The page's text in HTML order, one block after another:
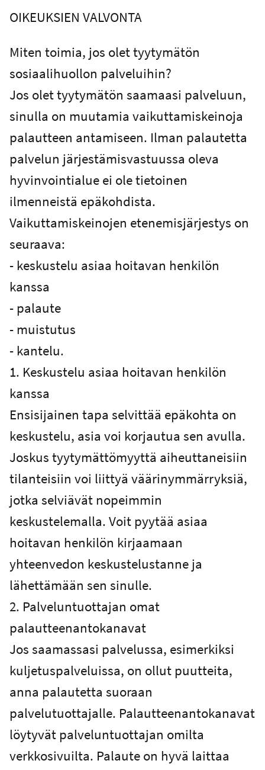
OIKEUKSIEN VALVONTA
Miten toimia, jos olet tyytymätön
sosiaalihuollon palveluihin?
Jos olet tyytymätön saamaasi palveluun,
sinulla on muutamia vaikuttamiskeinoja
palautteen antamiseen. Ilman palautetta
palvelun järjestämisvastuussa oleva
hyvinvointialue ei ole tietoinen
ilmenneistä epäkohdista.
Vaikuttamiskeinojen etenemisjärjestys on
seuraava:
- keskustelu asiaa hoitavan henkilön
kanssa
- palaute
- muistutus
- kantelu.
1. Keskustelu asiaa hoitavan henkilön
kanssa
Ensisijainen tapa selvittää epäkohta on
keskustelu, asia voi korjautua sen avulla.
Joskus tyytymättömyyttä aiheuttaneisiin
tilanteisiin voi liittyä väärinymmärryksiä,
jotka selviävät nopeimmin
keskustelemalla. Voit pyytää asiaa
hoitavan henkilön kirjaamaan
yhteenvedon keskustelustanne ja
lähettämään sen sinulle.
2. Palveluntuottajan omat
palautteenantokanavat
Jos saamassasi palvelussa, esimerkiksi
kuljetuspalveluissa, on ollut puutteita,
anna palautetta suoraan
palvelutuottajalle. Palautteenantokanavat
löytyvät palveluntuottajan omilta
verkkosivuilta. Palaute on hyvä laittaa